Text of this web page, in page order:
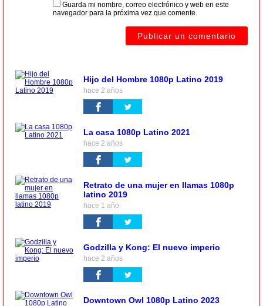
Guarda mi nombre, correo electrónico y web en este
navegador para la próxima vez que comente.
Hijo del Hombre 1080p Latino 2019
hace 2 años
La casa 1080p Latino 2021
hace 2 años
Retrato de una mujer en llamas 1080p
latino 2019
hace 1 año
Godzilla y Kong: El nuevo imperio
hace 2 años
Downtown Owl 1080p Latino 2023